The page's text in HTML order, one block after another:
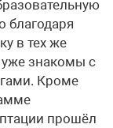
благодаря
в тех же
уже знакомы с
Кроме
прошёл